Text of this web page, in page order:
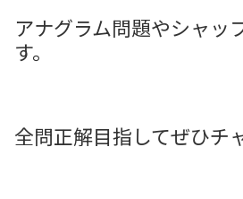
アナグラム問題やシャッ
す。
全問正解目指してぜひチ